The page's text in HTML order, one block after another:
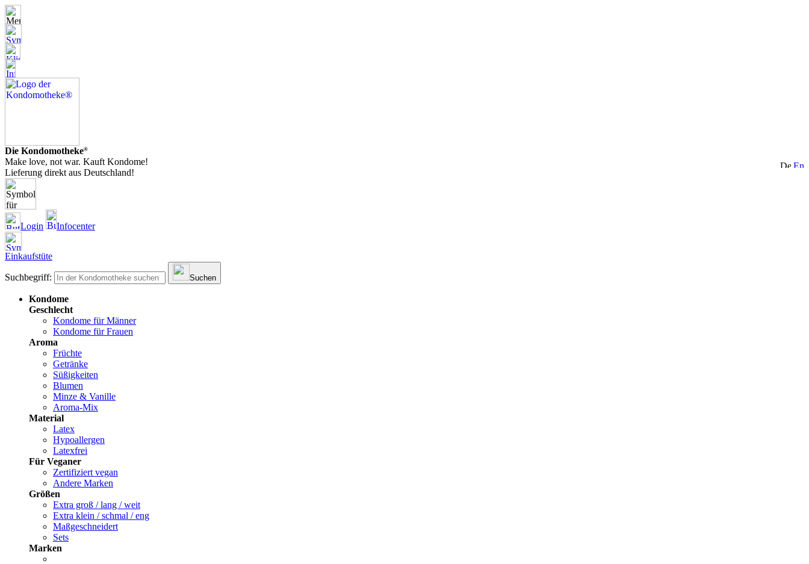
Die Kondomotheke®
Make love, not war. Kauft Kondome!
Lieferung direkt aus Deutschland!
Login Infocenter
Einkaufstüte
Suchbegriff: Suchen
Kondome
Geschlecht
Kondome für Männer
Kondome für Frauen
Aroma
Früchte
Getränke
Süßigkeiten
Blumen
Minze & Vanille
Aroma-Mix
Material
Latex
Hypoallergen
Latexfrei
Für Veganer
Zertifiziert vegan
Andere Marken
Größen
Extra groß / lang / weit
Extra klein / schmal / eng
Maßgeschneidert
Sets
Marken